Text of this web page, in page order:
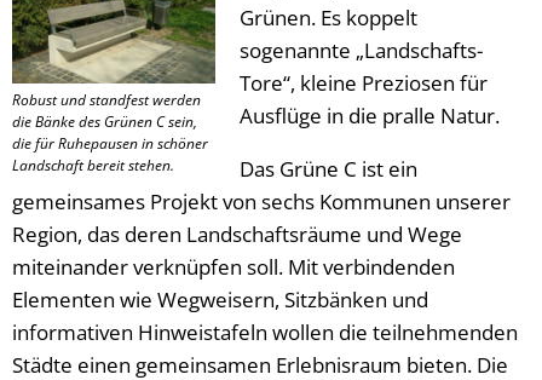
Robust und standfest werden
die Bänke des Grünen C sein,
die für Ruhepausen in schöner
Landschaft bereit stehen.
Grünen. Es koppelt
sogenannte „Landschafts-
Tore“, kleine Preziosen für
Ausflüge in die pralle Natur.
Das Grüne C ist ein
gemeinsames Projekt von sechs Kommunen unserer
Region, das deren Landschaftsräume und Wege
miteinander verknüpfen soll. Mit verbindenden
Elementen wie Wegweisern, Sitzbänken und
informativen Hinweistafeln wollen die teilnehmenden
Städte einen gemeinsamen Erlebnisraum bieten. Die